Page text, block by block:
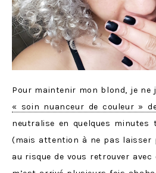
Pour maintenir mon blond, je ne
« soin nuanceur de couleur »
neutralise en quelques minutes
(mais attention à ne pas laisser
au risque de vous retrouver avec